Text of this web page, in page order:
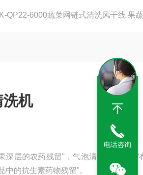
QP22-6000蔬菜网链式清洗风干线 果
机
深层的农药残留"，气泡清洗机，还能“
中的抗生素药物残留"。
电话咨询